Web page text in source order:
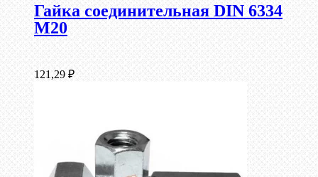
Гайка соединительная DIN 6334
М20
121,29 ₽